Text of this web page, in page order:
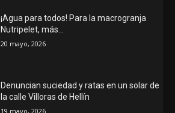
¡Agua para todos! Para la macrogranja
Nutripelet, más…
20 mayo, 2026
Denuncian suciedad y ratas en un solar de
la calle Villoras de Hellín
19 mayo, 2026